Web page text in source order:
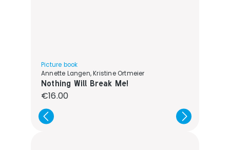
Picture book
Annette Langen, Kristine Ortmeier
Nothing Will Break Me!
Regular price:
€16.00